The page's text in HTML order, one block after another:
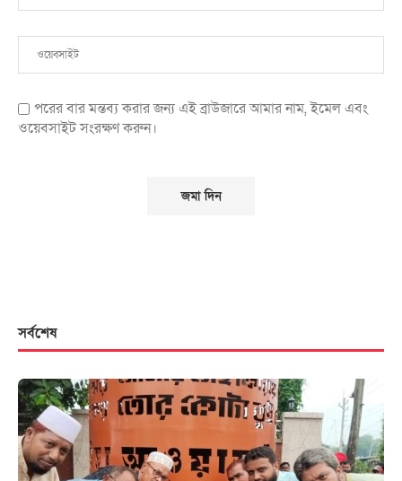
পরের বার মন্তব্য করার জন্য এই ব্রাউজারে আমার নাম, ইমেল এবং
ওয়েবসাইট সংরক্ষণ করুন।
সর্বশেষ